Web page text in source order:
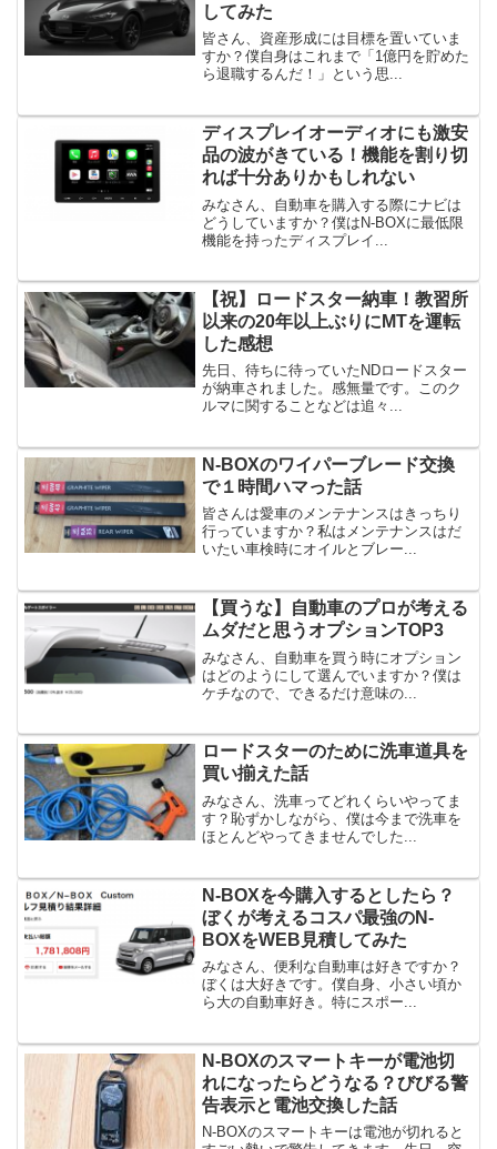
してみた
皆さん、資産形成には目標を置いていま
すか？僕自身はこれまで「1億円を貯めた
ら退職するんだ！」という思...
ディスプレイオーディオにも激安
品の波がきている！機能を割り切
れば十分ありかもしれない
みなさん、自動車を購入する際にナビは
どうしていますか？僕はN-BOXに最低限
機能を持ったディスプレイ...
【祝】ロードスター納車！教習所
以来の20年以上ぶりにMTを運転
した感想
先日、待ちに待っていたNDロードスター
が納車されました。感無量です。このク
ルマに関することなどは追々...
N-BOXのワイパーブレード交換
で１時間ハマった話
皆さんは愛車のメンテナンスはきっちり
行っていますか？私はメンテナンスはだ
いたい車検時にオイルとブレー...
【買うな】自動車のプロが考える
ムダだと思うオプションTOP3
みなさん、自動車を買う時にオプション
はどのようにして選んでいますか？僕は
ケチなので、できるだけ意味の...
ロードスターのために洗車道具を
買い揃えた話
みなさん、洗車ってどれくらいやってま
す？恥ずかしながら、僕は今まで洗車を
ほとんどやってきませんでした...
N-BOXを今購入するとしたら？
ぼくが考えるコスパ最強のN-
BOXをWEB見積してみた
みなさん、便利な自動車は好きですか？
ぼくは大好きです。僕自身、小さい頃か
ら大の自動車好き。特にスポー...
N-BOXのスマートキーが電池切
れになったらどうなる？びびる警
告表示と電池交換した話
N-BOXのスマートキーは電池が切れると